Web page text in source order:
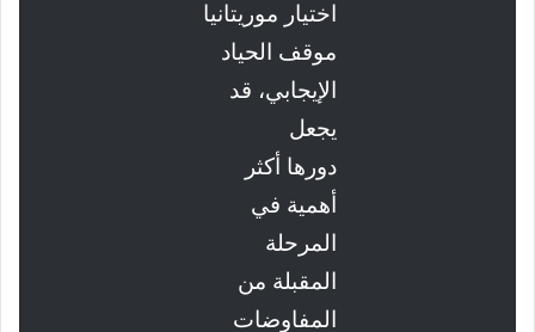
اختيار موريتانيا
موقف الحياد
الإيجابي، قد
يجعل
دورها أكثر
أهمية في
المرحلة
المقبلة من
المفاوضات